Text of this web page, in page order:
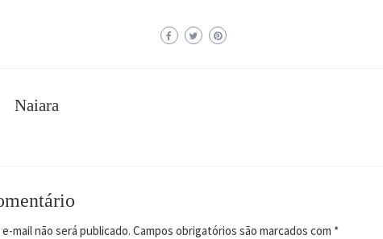
Naiara
mail não será publicado. Campos obrigatórios são marcados com *